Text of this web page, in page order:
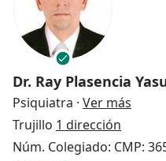
Dr. Ray Plasencia
Psiquiatra · Ver más
Trujillo 1 dirección
Núm. Colegiado: CMP: